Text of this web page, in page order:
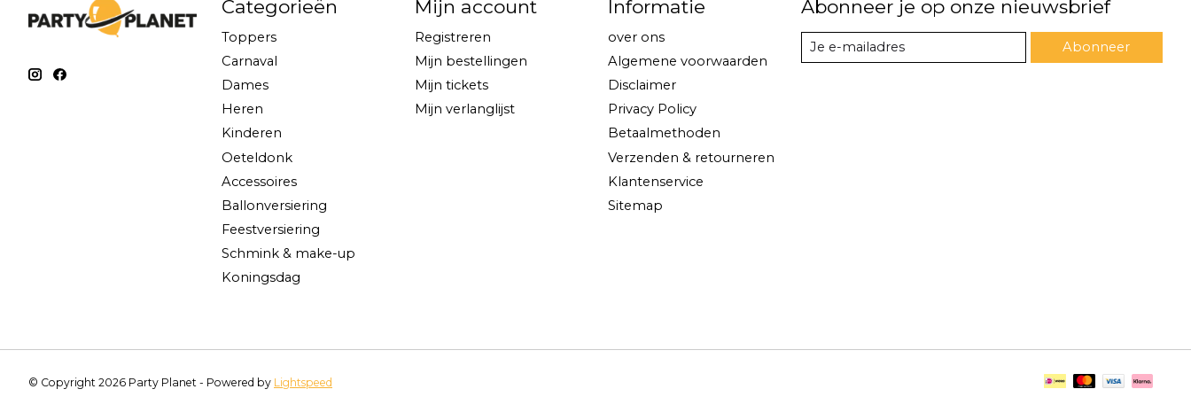
Categorieën
Toppers
Carnaval
Dames
Heren
Kinderen
Oeteldonk
Accessoires
Ballonversiering
Feestversiering
Schmink & make-up
Koningsdag
Mijn account
Registreren
Mijn bestellingen
Mijn tickets
Mijn verlanglijst
Informatie
over ons
Algemene voorwaarden
Disclaimer
Privacy Policy
Betaalmethoden
Verzenden & retourneren
Klantenservice
Sitemap
Abonneer je op onze nieuwsbrief
Abonneer
© Copyright 2026 Party Planet - Powered by Lightspeed